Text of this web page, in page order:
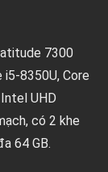
7300
i5-8350U, Core
UHD
có 2 khe
64 GB.